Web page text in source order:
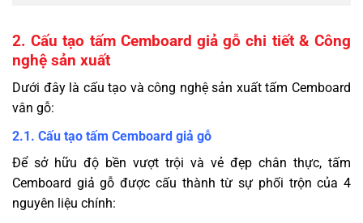
2. Cấu tạo tấm Cemboard giả gỗ chi tiết & Công
nghệ sản xuất
Dưới đây là cấu tạo và công nghệ sản xuất tấm Cemboard
vân gỗ:
2.1. Cấu tạo tấm Cemboard giả gỗ
Để sở hữu độ bền vượt trội và vẻ đẹp chân thực, tấm
Cemboard giả gỗ được cấu thành từ sự phối trộn của 4
nguyên liệu chính: